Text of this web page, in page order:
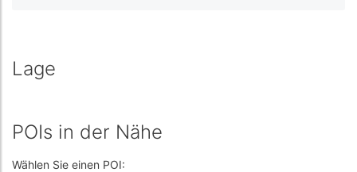
Lage
POIs in der Nähe
Wählen Sie einen POI: